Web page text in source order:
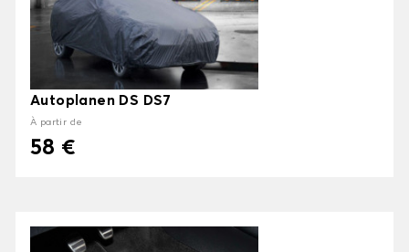
Autoplanen DS DS7
À partir de
58 €